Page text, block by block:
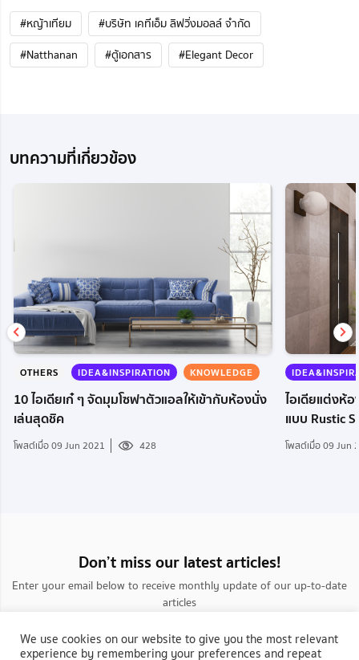
#หญ้าเทียม
#บริษัท เคทีเอ็ม ลิฟวิ่งมอลล์ จำกัด
#Natthanan
#ตู้เอกสาร #Elegant Decor
บทความที่เกี่ยวข้อง
OTHERS IDEA&INSPIRATION KNOWLEDGE
10 ไอเดียเก๋ ๆ จัดมุมโซฟาตัวแอลให้เข้ากับห้องนั่ง
เล่นสุดชิค
โพสต์เมื่อ 09 Jun 2021 428
ไอเดียแต่งห้
แบบ Rustic
โพสต์เมื่อ 09 Jun
Don’t miss our latest articles!
Enter your email below to receive monthly update of our up-to-date
articles
We use cookies on our website to give you the most relevant
experience by remembering your preferences and repeat